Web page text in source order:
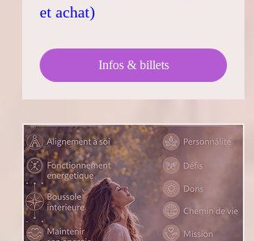
et achat)
Infos & billets